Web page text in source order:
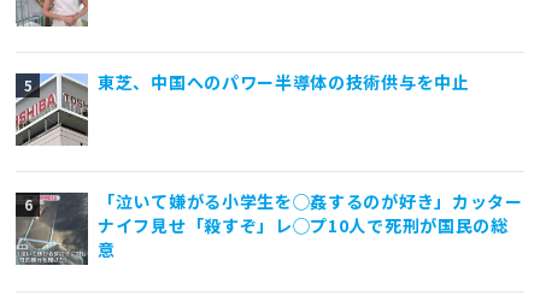
東芝、中国へのパワー半導体の技術供与を中止
「泣いて嫌がる小学生を◯姦するのが好き」カッター
ナイフ見せ「殺すぞ」レ◯プ10人で死刑が国民の総
意